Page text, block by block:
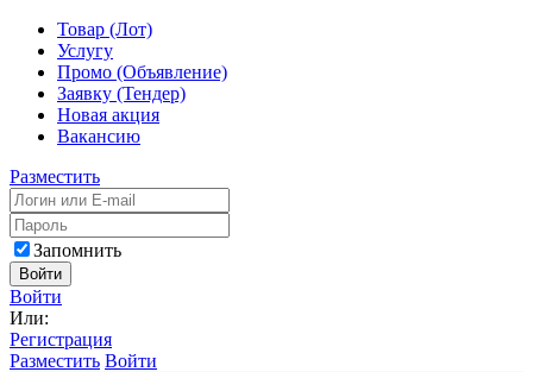
Товар (Лот)
Услугу
Промо (Объявление)
Заявку (Тендер)
Новая акция
Вакансию
Разместить
Запомнить
Войти
Войти
Или:
Регистрация
Разместить Войти